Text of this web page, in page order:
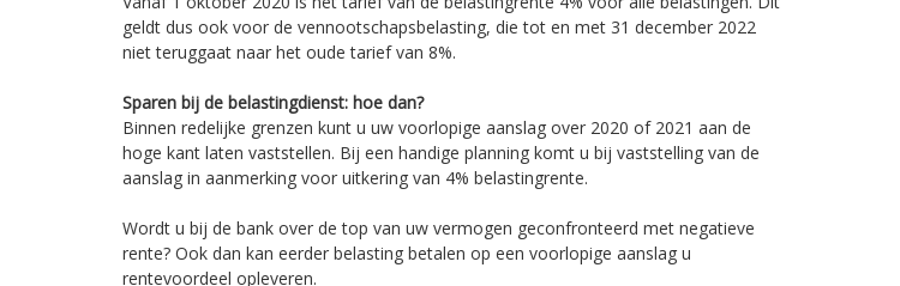
geldt dus ook voor de vennootschapsbelasting, die tot en met 31 december 2022
niet teruggaat naar het oude tarief van 8%.
Sparen bij de belastingdienst: hoe dan?
Binnen redelijke grenzen kunt u uw voorlopige aanslag over 2020 of 2021 aan de
hoge kant laten vaststellen. Bij een handige planning komt u bij vaststelling van de
aanslag in aanmerking voor uitkering van 4% belastingrente.
Wordt u bij de bank over de top van uw vermogen geconfronteerd met negatieve
rente? Ook dan kan eerder belasting betalen op een voorlopige aanslag u
rentevoordeel opleveren.